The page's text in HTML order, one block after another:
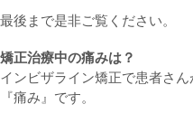
最後まで是非ご覧ください。
矯正治療中の痛みは？
インビザライン矯正で患者さ
『痛み』です。